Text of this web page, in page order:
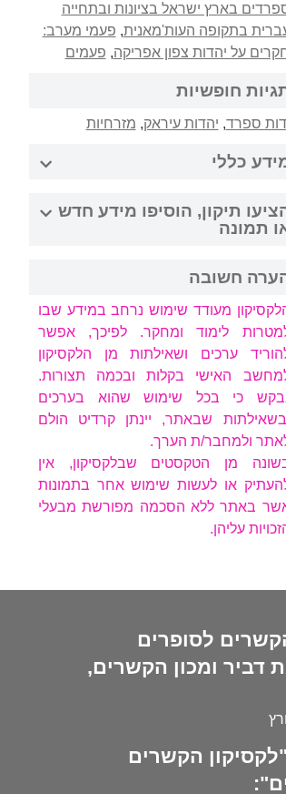
בארץ ישראל בציונות ובתחייה
בתקופה העות'מאנית, פעמי מערב:
על יהדות צפון אפריקה, פעמים
חופשיות
ספרד, יהדות עיראק, מזרחיות
כללי
תיקון, הוסיפו מידע חדש
תמונה
חשובה
מעודד שימוש נרחב במידע שבו
לימוד ומחקר. לפיכך, אפשר
ערכים ושאילתות מן הלקסיקון
האישי בקלות ובכמה תצורות.
כי בכל שימוש שהוא בערכים
שבאתר, יינתן קרדיט הולם
ולמחבר/ת הערך.
מן הטקסטים שבלקסיקון, אין
או לעשות שימוש אחר בתמונות
באתר ללא הסכמה מפורשת מבעלי
עליהן.
לסופרים
דביר ומכון הקשרים,
הקשרים